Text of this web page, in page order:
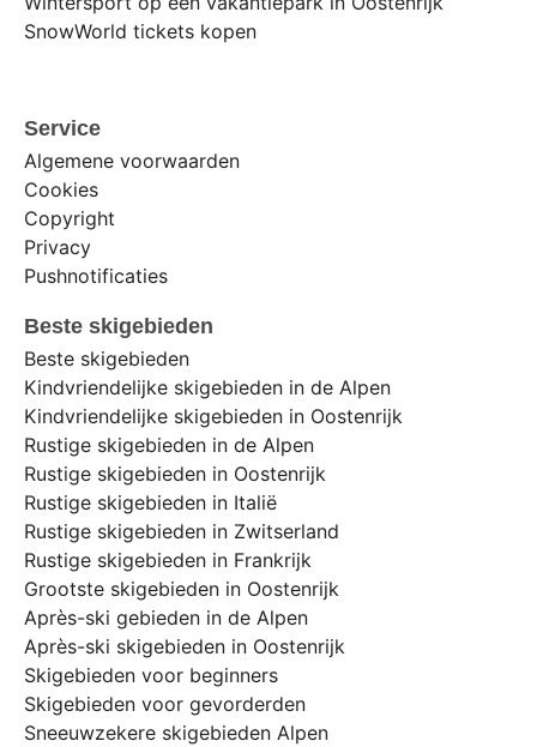
SnowWorld tickets kopen
Service
Algemene voorwaarden
Cookies
Copyright
Privacy
Pushnotificaties
Beste skigebieden
Beste skigebieden
Kindvriendelijke skigebieden in de Alpen
Kindvriendelijke skigebieden in Oostenrijk
Rustige skigebieden in de Alpen
Rustige skigebieden in Oostenrijk
Rustige skigebieden in Italië
Rustige skigebieden in Zwitserland
Rustige skigebieden in Frankrijk
Grootste skigebieden in Oostenrijk
Après-ski gebieden in de Alpen
Après-ski skigebieden in Oostenrijk
Skigebieden voor beginners
Skigebieden voor gevorderden
Sneeuwzekere skigebieden Alpen